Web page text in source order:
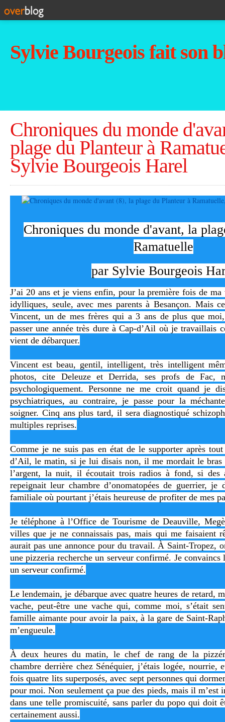
Sylvie Bourgeois fait son
Chroniques du monde
plage du Planteur à
Sylvie Bourgeois Harel
Chroniques du monde d'avant, la
Ramatuelle
par Sylvie Bourgeois
J’ai 20 ans et je viens enfin, pour la première fois de ma
idylliques, seule, avec mes parents à Besançon. Mais
Vincent, un de mes frères qui a 3 ans de plus que
passer une année très dure à Cap-d’Ail où je travaillais
vient de débarquer.
Vincent est beau, gentil, intelligent, très intelligent
photos, cite Deleuze et Derrida, ses profs de
psychologiquement. Personne ne me croit quand je
psychiatriques, au contraire, je passe pour la
soigner. Cinq ans plus tard, il sera diagnostiqué
multiples reprises.
Comme je ne suis pas en état de le supporter après
d’Ail, le matin, si je lui disais non, il me mordait le bras
l’argent, la nuit, il écoutait trois radios à fond, si des
repeignait leur chambre d’onomatopées de guerrier,
familiale où pourtant j’étais heureuse de profiter de mes
Je téléphone à l’Office de Tourisme de Deauville,
villes que je ne connaissais pas, mais qui me faisaient
aurait pas une annonce pour du travail. À Saint-Tropez,
une pizzeria recherche un serveur confirmé. Je
un serveur confirmé.
Le lendemain, je débarque avec quatre heures de retard,
vache, peut-être une vache qui, comme moi, s’était
famille aimante pour avoir la paix, à la gare de Saint-
m’engueule.
À deux heures du matin, le chef de rang de la
chambre derrière chez Sénéquier, j’étais logée,
fois quatre lits superposés, avec sept personnes qui
pour moi. Non seulement ça pue des pieds, mais il m’est
dans une telle promiscuité, sans parler du popo qui doit
certainement aussi.